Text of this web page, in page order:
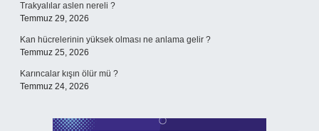
Trakyalılar aslen nereli ?
Temmuz 29, 2026
Kan hücrelerinin yüksek olması ne anlama gelir ?
Temmuz 25, 2026
Karıncalar kışın ölür mü ?
Temmuz 24, 2026